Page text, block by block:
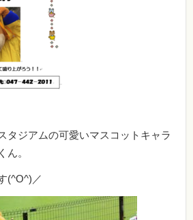
タジアムの可愛いマスコットキャラ
ん。
(^O^)／